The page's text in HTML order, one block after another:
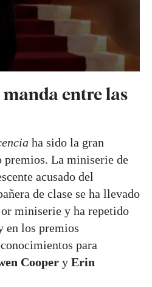
manda entre las
ha sido la gran
premios. La miniserie de
acusado del
de clase se ha llevado
miniserie y ha repetido
en los premios
para
Cooper y Erin